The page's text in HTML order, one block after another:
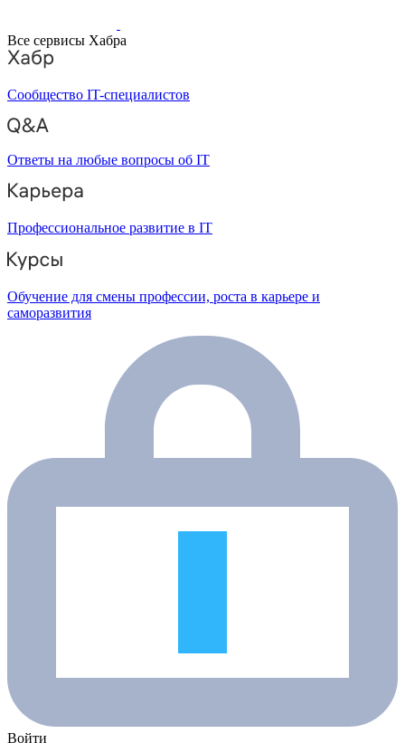
Все сервисы Хабра
Сообщество IT-специалистов
Ответы на любые вопросы об IT
Профессиональное развитие в IT
Обучение для смены профессии, роста в карьере и
саморазвития
Войти